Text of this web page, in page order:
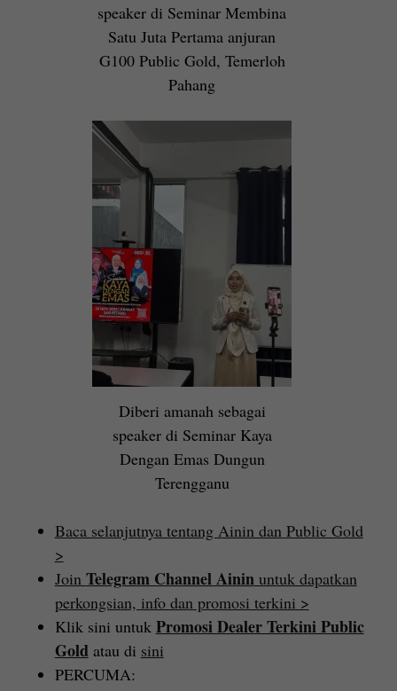
speaker di Seminar Membina
Satu Juta Pertama anjuran
G100 Public Gold, Temerloh
Pahang
Diberi amanah sebagai
speaker di Seminar Kaya
Dengan Emas Dungun
Terengganu
Baca selanjutnya tentang Ainin dan Public Gold
>
Join Telegram Channel Aininuntuk dapatkan
perkongsian, info dan promosi terkini >
Klik sini untuk Promosi Dealer Terkini Public
Goldatau di sini
PERCUMA: